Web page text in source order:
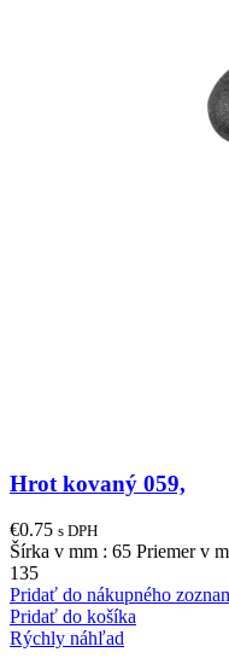
Hrot kovaný 059,
€0.75 s DPH
Šírka v mm : 65 Priemer v
135
Pridať do nákupného
Pridať do košíka
Rýchly náhľad